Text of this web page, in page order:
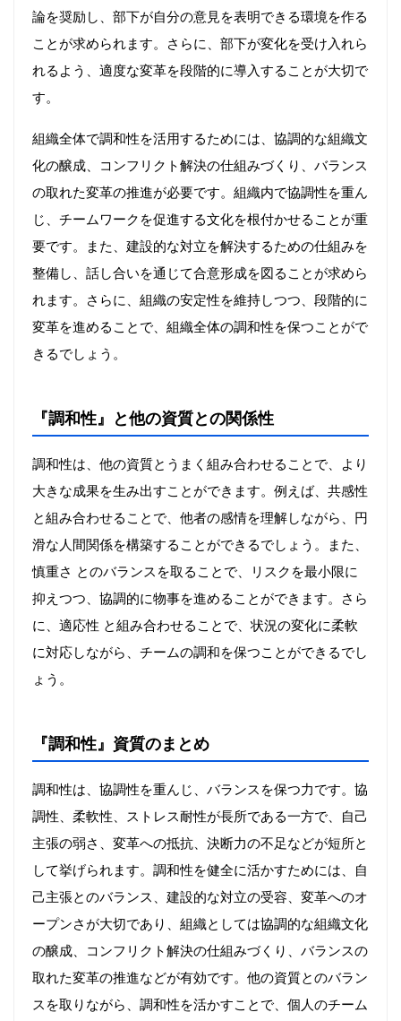
論を奨励し、部下が自分の意見を表明できる環境を作る
ことが求められます。さらに、部下が変化を受け入れら
れるよう、適度な変革を段階的に導入することが大切で
す。
組織全体で調和性を活用するためには、協調的な組織文
化の醸成、コンフリクト解決の仕組みづくり、バランス
の取れた変革の推進が必要です。組織内で協調性を重ん
じ、チームワークを促進する文化を根付かせることが重
要です。また、建設的な対立を解決するための仕組みを
整備し、話し合いを通じて合意形成を図ることが求めら
れます。さらに、組織の安定性を維持しつつ、段階的に
変革を進めることで、組織全体の調和性を保つことがで
きるでしょう。
『調和性』と他の資質との関係性
調和性は、他の資質とうまく組み合わせることで、より
大きな成果を生み出すことができます。例えば、共感性
と組み合わせることで、他者の感情を理解しながら、円
滑な人間関係を構築することができるでしょう。また、
慎重さ とのバランスを取ることで、リスクを最小限に
抑えつつ、協調的に物事を進めることができます。さら
に、適応性 と組み合わせることで、状況の変化に柔軟
に対応しながら、チームの調和を保つことができるでし
ょう。
『調和性』資質のまとめ
調和性は、協調性を重んじ、バランスを保つ力です。協
調性、柔軟性、ストレス耐性が長所である一方で、自己
主張の弱さ、変革への抵抗、決断力の不足などが短所と
して挙げられます。調和性を健全に活かすためには、自
己主張とのバランス、建設的な対立の受容、変革へのオ
ープンさが大切であり、組織としては協調的な組織文化
の醸成、コンフリクト解決の仕組みづくり、バランスの
取れた変革の推進などが有効です。他の資質とのバラン
スを取りながら、調和性を活かすことで、個人のチーム